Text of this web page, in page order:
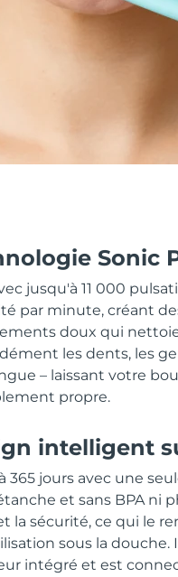
Sonic
jusqu'à 11 000
par minute, créant
doux qui
les dents, les
– laissant votre
propre.
intelligent
365 jours avec une
et sans BPA ni
la sécurité, ce qui le
sous la douche.
intégré et est